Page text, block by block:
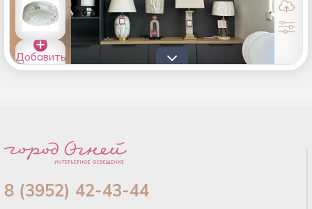
Добавить
товары в
8 (3952) 42-43-44